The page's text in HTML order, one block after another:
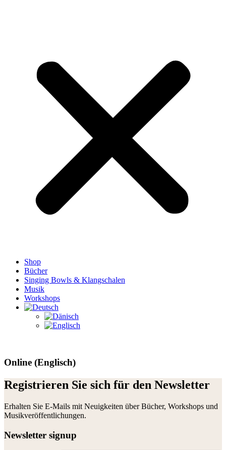
Shop
Bücher
Singing Bowls & Klangschalen
Musik
Workshops
Online (Englisch)
Registrieren Sie sich für den Newsletter
Erhalten Sie E-Mails mit Neuigkeiten über Bücher, Workshops und
Musikveröffentlichungen.
Newsletter signup